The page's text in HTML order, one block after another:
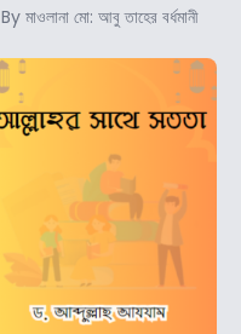
By মাওলানা মো: আবু তাহের বর্ধমানী